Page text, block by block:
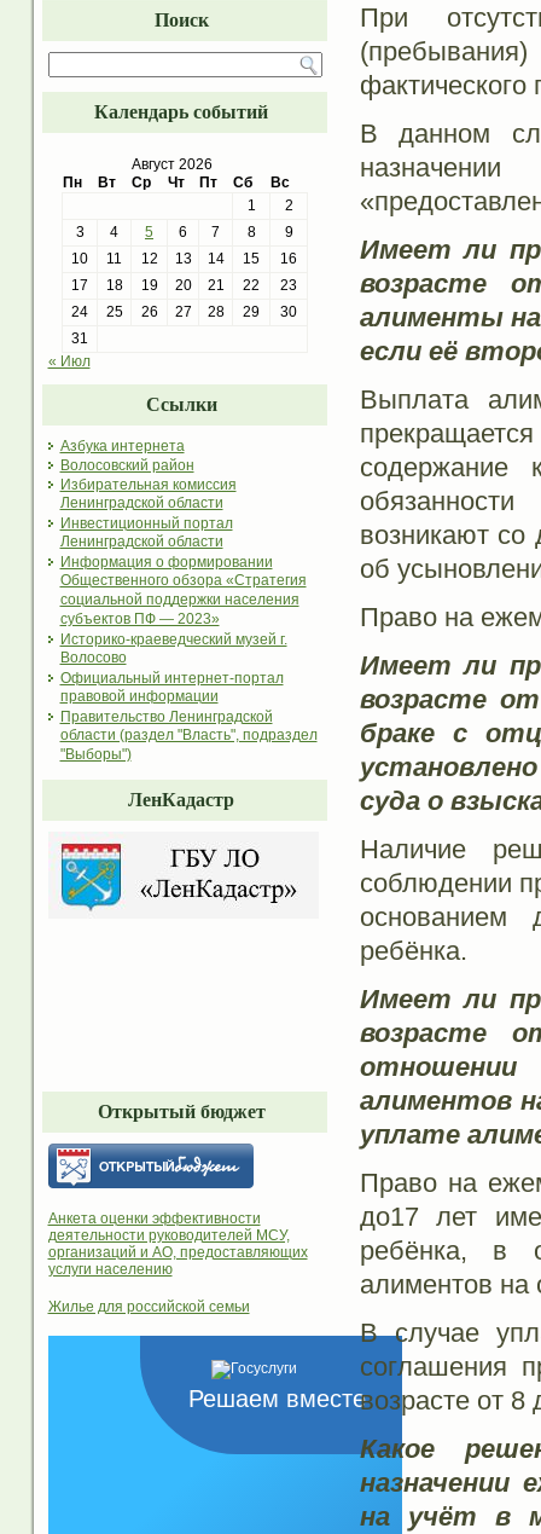
Поиск
Календарь событий
Август 2026
Пн
Вт Ср Чт Пт Сб
Вс
1
2
3
4 5 6 7 8
9
10
11 12 13 14 15
16
17
18 19 20 21 22
23
24
25 26 27 28 29
30
31
« Июл
Ссылки
Азбука интернета
Волосовский район
Избирательная комиссия
Ленинградской области
Инвестиционный портал
Ленинградской области
Информация о формировании
Общественного обзора «Стратегия
социальной поддержки населения
субъектов ПФ — 2023»
Историко-краеведческий музей г.
Волосово
Официальный интернет-портал
правовой информации
Правительство Ленинградской
области (раздел "Власть", подраздел
"Выборы")
ЛенКадастр
Открытый бюджет
Анкета оценки эффективности
деятельности руководителей МСУ,
организаций и АО, предоставляющих
услуги населению
Жилье для российской семьи
Решаем вместе
При
фактического
В данном
Имеет ли
возрасте
алименты
если её
Выплата
содержание
возникают со
об
Право на
Имеет ли
возрасте
браке с
суда о
Наличие
соблюдении
основанием
ребёнка.
Имеет ли
возрасте
алиментов
уплате
Право на
до17 лет
ребёнка, в
алиментов на
В случае
соглашения
возрасте от 8
Какое
назначении
на учёт в